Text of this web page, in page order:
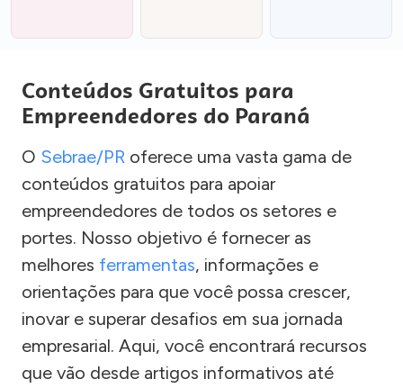
Conteúdos Gratuitos para
Empreendedores do Paraná
O Sebrae/PR oferece uma vasta gama de
conteúdos gratuitos para apoiar
empreendedores de todos os setores e
portes. Nosso objetivo é fornecer as
melhores ferramentas, informações e
orientações para que você possa crescer,
inovar e superar desafios em sua jornada
empresarial. Aqui, você encontrará recursos
que vão desde artigos informativos até